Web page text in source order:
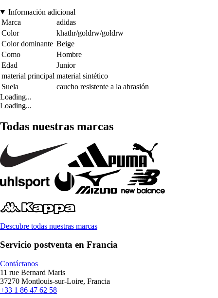
Información adicional
Marca
adidas
Color
khathr/goldrw/goldrw
Color dominante Beige
Como
Hombre
Edad
Junior
material principal material sintético
Suela
caucho resistente a la abrasión
Loading...
Loading...
Todas nuestras marcas
Descubre todas nuestras marcas
Servicio postventa en Francia
Contáctanos
11 rue Bernard Maris
37270 Montlouis-sur-Loire, Francia
+33 1 86 47 62 58